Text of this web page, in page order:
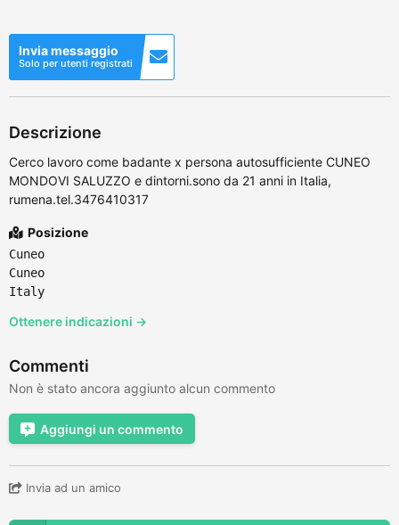
Invia messaggio
Solo per utenti registrati
Descrizione
Cerco lavoro come badante x persona autosufficiente CUNEO
MONDOVI SALUZZO e dintorni.sono da 21 anni in Italia,
rumena.tel.3476410317
Posizione
Cuneo
Cuneo
Italy
Ottenere indicazioni →
Commenti
Non è stato ancora aggiunto alcun commento
Aggiungi un commento
Invia ad un amico